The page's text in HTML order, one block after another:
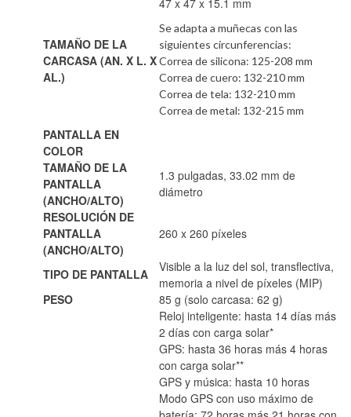
TAMAÑO DE LA
CARCASA (AN. X L. X
AL.)
47 x 47 x 15.1 mm
Se adapta a muñecas con las
siguientes circunferencias:
Correa de silicona: 125-208 mm
Correa de cuero: 132-210 mm
Correa de tela: 132-210 mm
Correa de metal: 132-215 mm
PANTALLA EN
COLOR
TAMAÑO DE LA
PANTALLA
(ANCHO/ALTO)
1.3 pulgadas, 33.02 mm de
diámetro
RESOLUCIÓN DE
PANTALLA
(ANCHO/ALTO)
260 x 260 píxeles
TIPO DE PANTALLA
Visible a la luz del sol, transflectiva,
memoria a nivel de píxeles (MIP)
PESO
85 g (solo carcasa: 62 g)
Reloj inteligente: hasta 14 días más
2 días con carga solar*
GPS: hasta 36 horas más 4 horas
con carga solar**
GPS y música: hasta 10 horas
Modo GPS con uso máximo de